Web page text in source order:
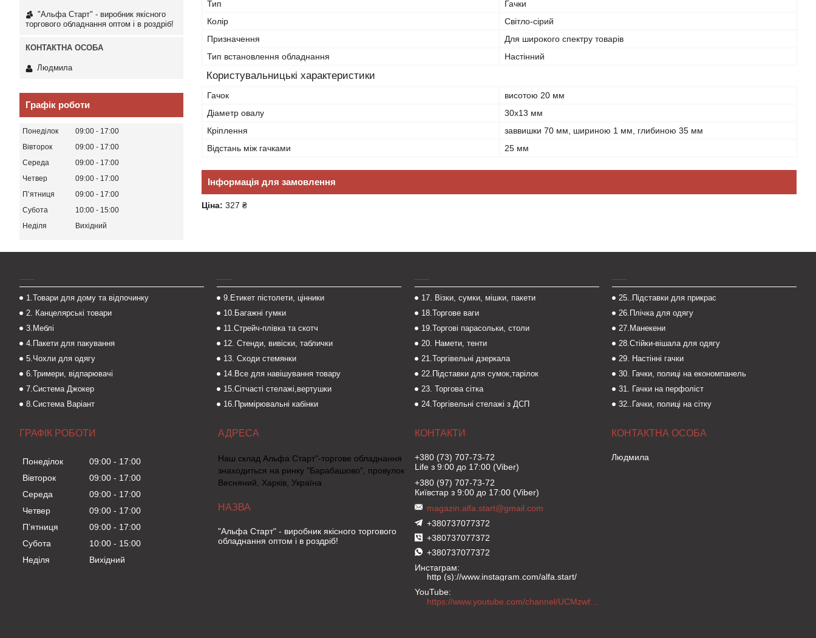
Тип
Гачки
Колір
Світло-сірий
Призначення
Для широкого спектру товарів
Тип встановлення обладнання
Настінний
Користувальницькі характеристики
Гачок
висотою 20 мм
Діаметр овалу
30х13 мм
Кріплення
заввишки 70 мм, шириною 1 мм, глибиною 35 мм
Відстань між гачками
25 мм
Інформація для замовлення
Ціна: 327 ₴
"Альфа Старт" - виробник якісного
торгового обладнання оптом і в роздріб!
Людмила
Графік роботи
Понеділок 09:00
17:00
Вівторок
09:00
17:00
Середа
09:00
17:00
Четвер
09:00
17:00
Пʼятниця
09:00
17:00
Субота
10:00
15:00
Неділя
Вихідний
1.Товари для дому та відпочинку
2. Канцелярські товари
3.Меблі
4.Пакети для пакування
5.Чохли для одягу
6.Тримери, відпарювачі
7.Система Джокер
8.Система Варіант
9.Етикет пістолети, цінники
10.Багажні гумки
11.Стрейч-плівка та скотч
12. Стенди, вивіски, таблички
13. Сходи стемянки
14.Все для навішування товару
15.Сітчасті стелажі,вертушки
16.Примірювальні кабінки
17. Візки, сумки, мішки, пакети
18.Торгове ваги
19.Торгові парасольки, столи
20. Намети, тенти
21.Торгівельні дзеркала
22.Підставки для сумок,тарілок
23. Торгова сітка
24.Торгівельні стелажі з ДСП
25..Підставки для прикрас
26.Плічка для одягу
27.Манекени
28.Стійки-вішала для одягу
29. Настінні гачки
30. Гачки, полиці на економпанель
31. Гачки на перфоліст
32..Гачки, полиці на сітку
ГРАФІК РОБОТИ
Понеділок 09:00
17:00
Вівторок
09:00
17:00
Середа
09:00
17:00
Четвер
09:00
17:00
Пʼятниця
09:00
17:00
Субота
10:00
15:00
Неділя
Вихідний
Наш склад Альфа Старт"-торгове обладнання
знаходиться на ринку "Барабашово", провулок
Весняний, Харків, Україна
"Альфа Старт" - виробник якісного торгового
обладнання оптом і в роздріб!
+380 (73) 707-73-72
Life з 9:00 до 17:00 (Viber)
+380 (97) 707-73-72
Київстар з 9:00 до 17:00 (Viber)
magazin.alfa.start@gmail.com
+380737077372
+380737077372
+380737077372
Инстаграм
http (s)://www.instagram.com/alfa.start/
YouTube
https://www.youtube.com/channel/UCMzwfuPdxogFIKF_nELVFNw
Людмила